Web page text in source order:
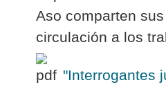
Aso comparten
circulación a los
"Interrogantes